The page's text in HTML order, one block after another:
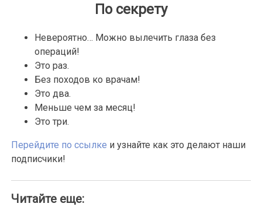
По секрету
Невероятно… Можно вылечить глаза без
операций!
Это раз.
Без походов ко врачам!
Это два.
Меньше чем за месяц!
Это три.
Перейдите по ссылке и узнайте как это делают наши
подписчики!
Читайте еще: